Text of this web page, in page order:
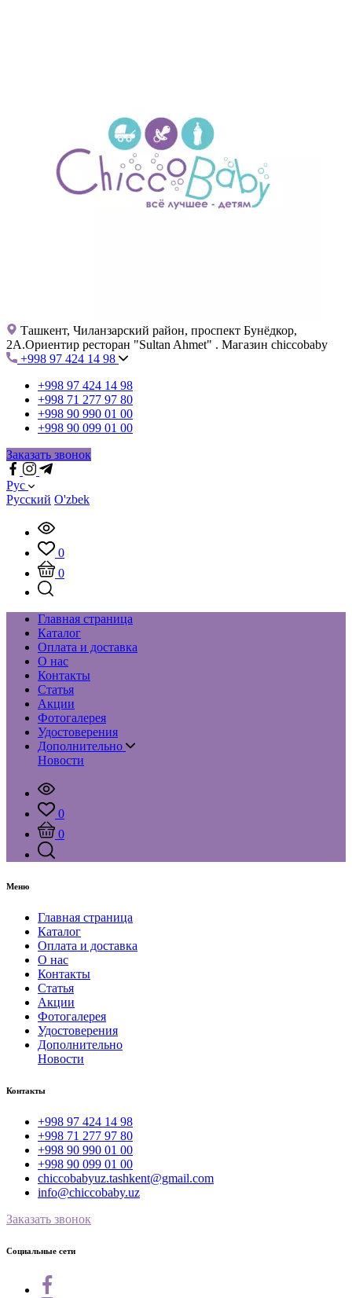
Ташкент, Чиланзарский район, проспект Бунёдкор,
2А.Ориентир ресторан "Sultan Ahmet" . Магазин chiccobaby
+998 97 424 14 98
+998 97 424 14 98
+998 71 277 97 80
+998 90 990 01 00
+998 90 099 01 00
Заказать звонок
Рус
Русский O'zbek
0
0
Главная страница
Каталог
Оплата и доставка
О нас
Контакты
Статья
Акции
Фотогалерея
Удостоверения
Дополнительно
Новости
0
0
Меню
Главная страница
Каталог
Оплата и доставка
О нас
Контакты
Статья
Акции
Фотогалерея
Удостоверения
Дополнительно
Новости
Контакты
+998 97 424 14 98
+998 71 277 97 80
+998 90 990 01 00
+998 90 099 01 00
chiccobabyuz.tashkent@gmail.com
info@chiccobaby.uz
Заказать звонок
Социальные сети